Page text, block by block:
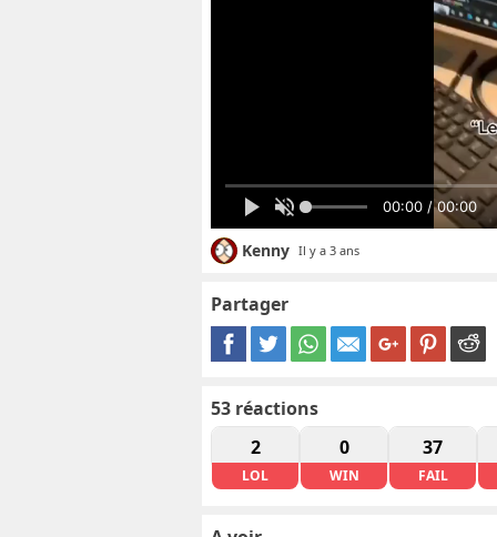
00:00 / 00:00
Kenny Il y a 3 ans
Partager
53 réactions
2
LOL
0
WIN
37
FAIL